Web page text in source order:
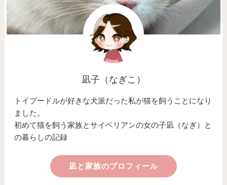
凪子（なぎこ）
トイプードルが好きな犬派だった私が猫を飼うことになり
ました。
初めて猫を飼う家族とサイベリアンの女の子凪（なぎ）と
の暮らしの記録
凪と家族のプロフィール